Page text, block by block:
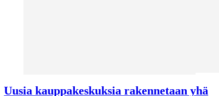
Uusia kauppakeskuksia rakennetaan yhä